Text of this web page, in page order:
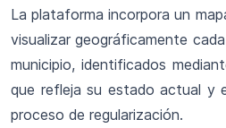
La plataforma incorpora un
visualizar geográficamente
municipio, identificados
que refleja su estado actual y
proceso de regularización.